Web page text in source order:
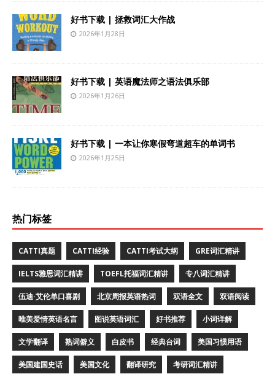
好书下载 | 拯救词汇大作战
2026年1月28日
好书下载 | 英语魔法师之语法俱乐部
2026年1月26日
好书下载 | 一本让你寒假弯道超车的单词书
2026年1月25日
热门标签
CATTI真题 CATTI经验 CATTI考试大纲 GRE词汇精讲
IELTS雅思词汇精讲 TOEFL托福词汇精讲 专八词汇精讲
伍迪·艾伦单口喜剧 北京周报英语热词 双语全文 双语阅读
唯美爱情英语名言 图说英语词汇 好书推荐 小词详解
文学翻译 熟词僻义 白皮书 经典台词 美国习惯用语
美国建国史话 美国文化 翻译研究 考研词汇精讲